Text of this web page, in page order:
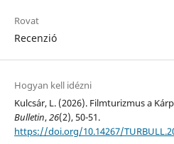
Rovat
Recenzió
Hogyan kell idézni
Kulcsár, L. (2026). Filmturizmus a
Bulletin,26(2), 50-51.
https://doi.org/10.14267/